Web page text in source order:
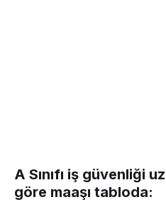
A Sınıfı iş güvenliği
göre maaşı tabloda: